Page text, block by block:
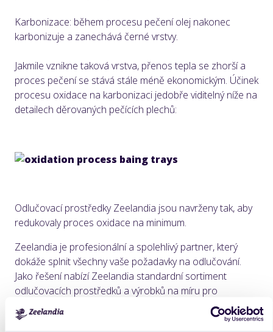
Karbonizace: během procesu pečení olej nakonec
karbonizuje a zanechává černé vrstvy.
Jakmile vznikne taková vrstva, přenos tepla se zhorší a
proces pečení se stává stále méně ekonomickým. Účinek
procesu oxidace na karbonizaci jedobře viditelný níže na
detailech děrovaných pečících plechů:
Odlučovací prostředky Zeelandia jsou navrženy tak, aby
redukovaly proces oxidace na minimum.
Zeelandia je profesionální a spolehlivý partner, který
dokáže splnit všechny vaše požadavky na odlučování.
Jako řešení nabízí Zeelandia standardní sortiment
odlučovacích prostředků a výrobků na míru pro
specifické potřeby.
Všechny produkty nabízejí dobré
odlučování, zaručenou hygienu a snadnou aplikaci